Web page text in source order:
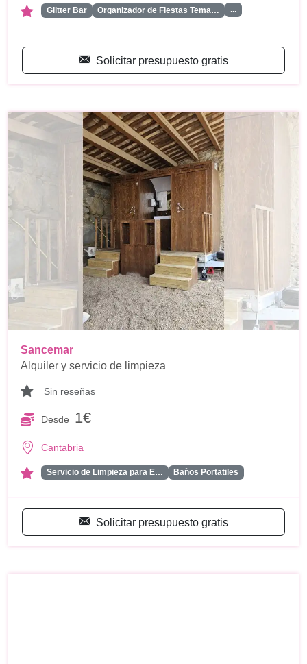
Glitter Bar Organizador de Fiestas Tema… ...
Solicitar presupuesto gratis
Sancemar
Alquiler y servicio de limpieza
Sin reseñas
Desde 1€
Cantabria
Servicio de Limpieza para E… Baños Portatiles
Solicitar presupuesto gratis